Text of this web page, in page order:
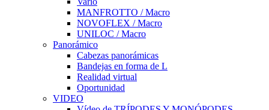
MANFROTTO / Macro
NOVOFLEX / Macro
UNILOC / Macro
Panorámico
Cabezas panorámicas
Bandejas en forma de L
Realidad virtual
Oportunidad
VIDEO